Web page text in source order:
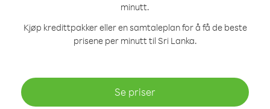
minutt.
Kjøp kredittpakker eller en samtaleplan for å få de beste
prisene per minutt til Sri Lanka.
Se priser